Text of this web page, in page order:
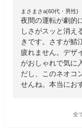
まさまさa(60代・男性)
夜間の運転が劇的
しさがスッと消え
きです。さすが鯖
疲れません。デザ
がおしゃれで気に
だし、このネオコ
せんね。本当にお
全